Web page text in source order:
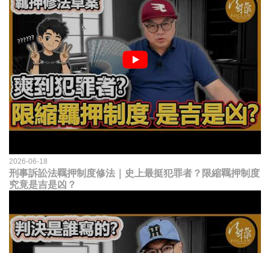
2026-06-18
刑事訴訟法羈押制度修法｜史上最挺犯罪者？限縮羈押制度
究竟是吉是凶？